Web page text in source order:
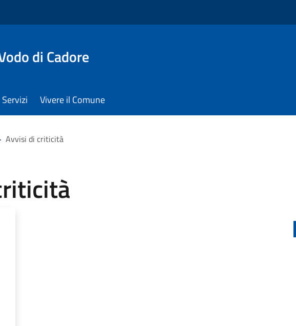
di Cadore
Servizi Vivere il Comune
Avvisi di criticità